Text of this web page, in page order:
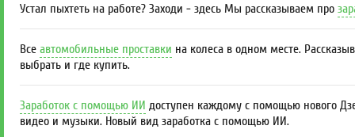
Устал пыхтеть на работе? Заходи - здесь Мы рассказываем про
Все автомобильные проставки на колеса в одном месте.
выбрать и где купить.
Заработок с помощью ИИ доступен каждому с помощью нового
видео и музыки. Новый вид заработка с помощью ИИ.